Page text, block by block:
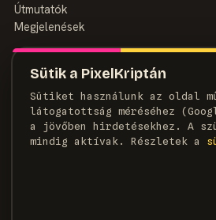
Sütik a PixelKriptán
Sütiket használunk az oldal
látogatottság méréséhez
a jövőben hirdetésekhez. A
mindig aktívak. Részletek a
Útmutatók
Megjelenések
MAGAZIN
Szerzők
Médiaajánlat
Kapcsolat